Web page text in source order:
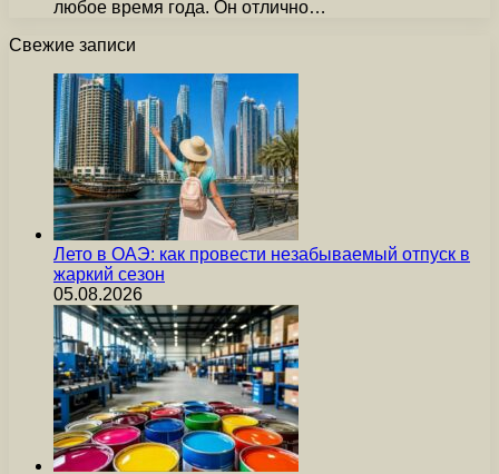
любое время года. Он отлично…
Свежие записи
Лето в ОАЭ: как провести незабываемый отпуск в
жаркий сезон
05.08.2026